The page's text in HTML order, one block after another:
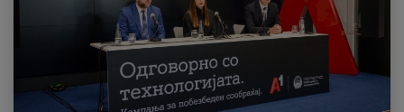
Деловни
Поддршка